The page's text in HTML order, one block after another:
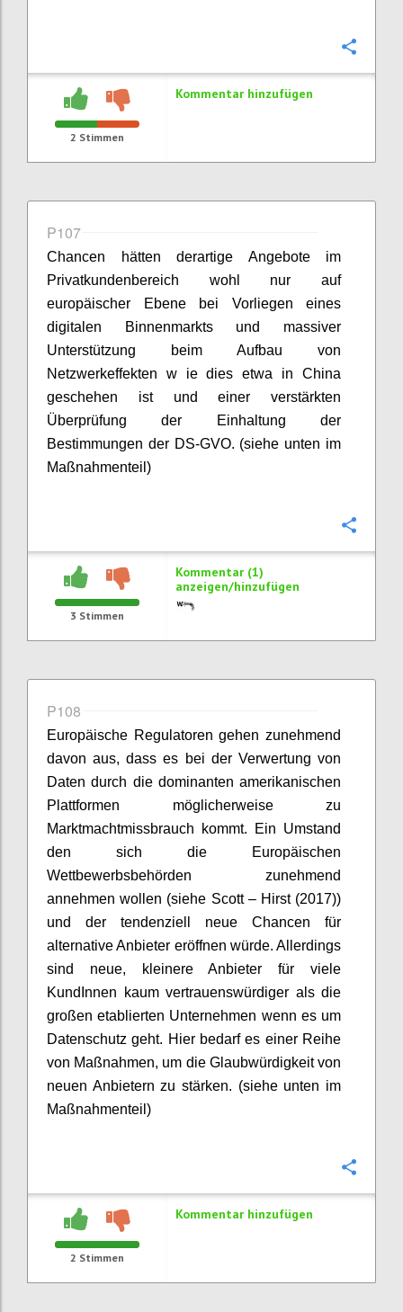
2 Stimmen
Kommentar hinzufügen
P107
Chancen hätten derartige Angebote im
Privatkundenbereich wohl nur auf
europäischer Ebene bei Vorliegen eines
digitalen Binnenmarkts und massiver
Unterstützung beim Aufbau von
Netzwerkeffekten w ie dies etwa in China
geschehen ist und einer verstärkten
Überprüfung der Einhaltung der
Bestimmungen der DS-GVO. (siehe unten im
Maßnahmenteil)
3 Stimmen
Kommentar (1)
anzeigen/hinzufügen
P108
Europäische Regulatoren gehen zunehmend
davon aus, dass es bei der Verwertung von
Daten durch die dominanten amerikanischen
Plattformen möglicherweise zu
Marktmachtmissbrauch kommt. Ein Umstand
den sich die Europäischen
Wettbewerbsbehörden zunehmend
annehmen wollen (siehe Scott – Hirst (2017))
und der tendenziell neue Chancen für
alternative Anbieter eröffnen würde. Allerdings
sind neue, kleinere Anbieter für viele
KundInnen kaum vertrauenswürdiger als die
großen etablierten Unternehmen wenn es um
Datenschutz geht. Hier bedarf es einer Reihe
von Maßnahmen, um die Glaubwürdigkeit von
neuen Anbietern zu stärken. (siehe unten im
Maßnahmenteil)
2 Stimmen
Kommentar hinzufügen